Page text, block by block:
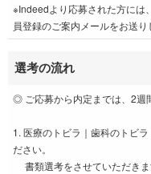
※Indeedより応募された方には
員登録のご案内メールをお送り
選考の流れ
◎ ご応募から内定までは、2
1. 医療のトビラ｜歯科のトビ
ださい。
書類選考をさせていただきま